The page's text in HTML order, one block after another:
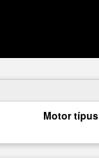
Motor típus